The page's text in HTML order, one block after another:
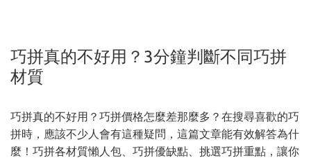
巧拼真的不好用？3分鐘判斷不同巧拼
材質
巧拼真的不好用？巧拼價格怎麼差那麼多？在搜尋喜歡的巧
拼時，應該不少人會有這種疑問，這篇文章能有效解答為什
麼！巧拼各材質懶人包、巧拼優缺點、挑選巧拼重點，讓你